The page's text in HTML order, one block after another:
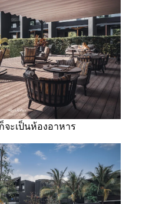
ะเป็นห้องอาหาร